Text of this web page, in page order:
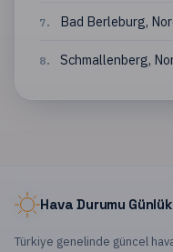
7. Bad Berleburg,
8. Schmallenberg,
Hava Durumu Günlük
Türkiye genelinde güncel